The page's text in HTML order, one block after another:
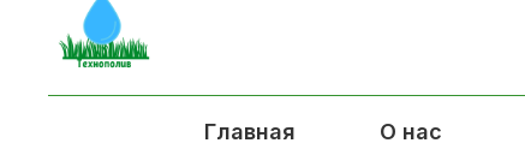
Главная О нас